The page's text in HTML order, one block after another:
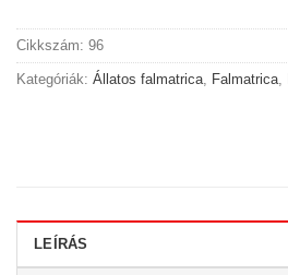
Cikkszám: 96
Kategóriák: Állatos falmatrica Falmatrica
LEÍRÁS